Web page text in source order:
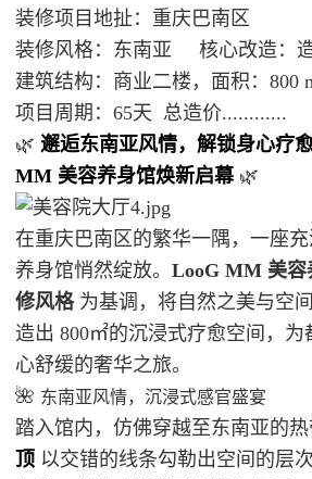
装修项目地扯：重庆巴南区
装修风格：东南亚 核心改造：
建筑结构：商业二楼，面积：800
项目周期：65天 总造价............
🌿 邂逅东南亚风情，解锁身心
MM 美容养身馆焕新启幕🌿
在重庆巴南区的繁华一隅，一座
养身馆悄然绽放。 LooG MM 美容
修风格为基调，将自然之美与空
造出 800㎡的沉浸式疗愈空间，为
心舒缓的奢华之旅。
🌺 东南亚风情，沉浸式感官盛宴
踏入馆内，仿佛穿越至东南亚的热
顶 以交错的线条勾勒出空间的层